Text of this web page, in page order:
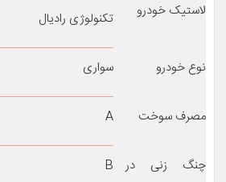
لاستیک خودرو
تکنولوژی رادیال
نوع خودرو سواری
مصرف سوخت A
چنگ زنی در
B